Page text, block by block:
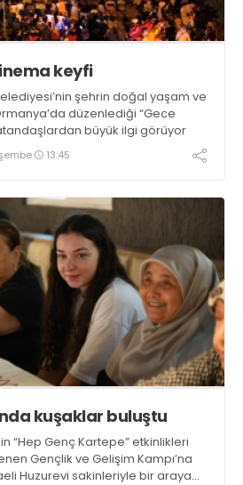
keyfi
şehrin doğal yaşam ve
düzenlediği “Gece
büyük ilgi görüyor
13:45
kuşaklar buluştu
“Hep Genç Kartepe” etkinlikleri
Gençlik ve Gelişim Kampı’na
Huzurevi sakinleriyle bir araya